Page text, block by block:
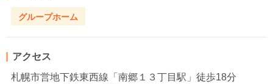
グループホーム
アクセス
札幌市営地下鉄東西線「南郷１３丁目駅」徒歩18分